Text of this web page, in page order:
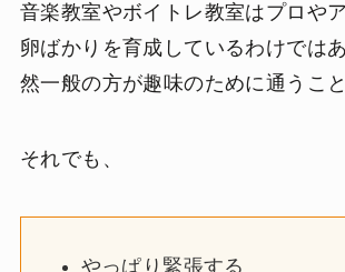
音楽教室やボイトレ教室はプロや
卵ばかりを育成しているわけでは
然一般の方が趣味のために通うこ
それでも、
やっぱり緊張する